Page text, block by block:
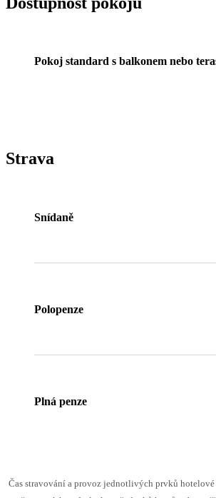
Pokoj standard s balkonem nebo
Strava
Snídaně
Polopenze
Plná penze
Čas stravování a provoz jednotlivých prvků